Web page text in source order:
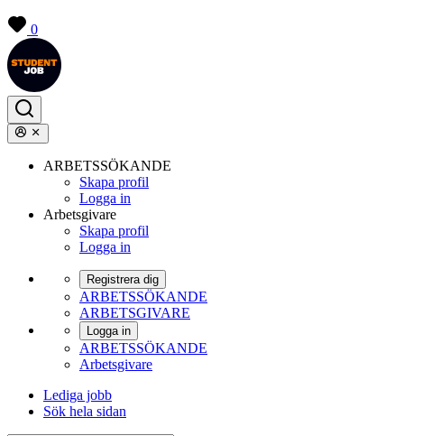
0
ARBETSSÖKANDE
Skapa profil
Logga in
Arbetsgivare
Skapa profil
Logga in
Registrera dig
ARBETSSÖKANDE
ARBETSGIVARE
Logga in
ARBETSSÖKANDE
Arbetsgivare
Lediga jobb
Sök hela sidan